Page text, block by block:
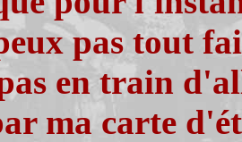
pas tout
en train
ma carte